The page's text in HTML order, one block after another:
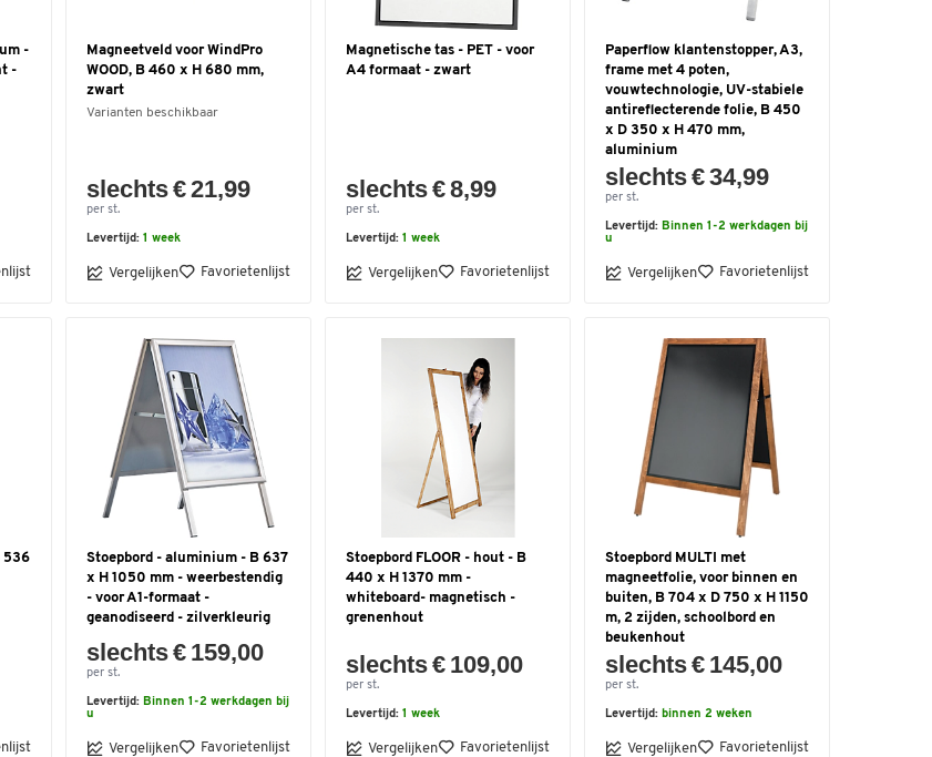
-
-
Magneetveld voor WindPro
WOOD, B 460 x H 680 mm,
zwart
Varianten beschikbaar
slechts € 21,99
per st.
Levertijd: 1 week
Vergelijken Favorietenlijst
Magnetische tas - PET - voor
A4 formaat - zwart
slechts € 8,99
per st.
Levertijd: 1 week
Vergelijken Favorietenlijst
Paperflow klantenstopper, A3,
frame met 4 poten,
vouwtechnologie, UV-stabiele
antireflecterende folie, B 450
x D 350 x H 470 mm,
aluminium
slechts € 34,99
per st.
Levertijd: Binnen 1-2 werkdagen bij
u
Vergelijken Favorietenlijst
536
Stoepbord - aluminium - B 637
x H 1050 mm - weerbestendig
- voor A1-formaat -
geanodiseerd - zilverkleurig
slechts € 159,00
per st.
Levertijd: Binnen 1-2 werkdagen bij
u
Vergelijken Favorietenlijst
Stoepbord FLOOR - hout - B
440 x H 1370 mm -
whiteboard- magnetisch -
grenenhout
slechts € 109,00
per st.
Levertijd: 1 week
Vergelijken Favorietenlijst
Stoepbord MULTI met
magneetfolie, voor binnen en
buiten, B 704 x D 750 x H 1150
m, 2 zijden, schoolbord en
beukenhout
slechts € 145,00
per st.
Levertijd: binnen 2 weken
Vergelijken Favorietenlijst